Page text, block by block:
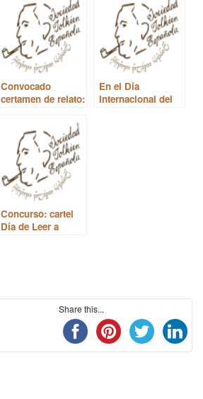
Convocado
certamen de relato:
En el Día
Internacional del
Concurso: cartel
Día de Leer a
Share this...